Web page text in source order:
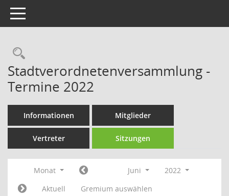
Toggle navigation
Rechercheauswahl
Stadtverordnetenversammlung -
Termine 2022
Informationen Mitglieder
Vertreter Sitzungen
Monat Juni
2022
Aktuell
Gremium auswählen